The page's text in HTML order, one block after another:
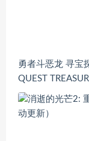
勇者斗恶龙 寻宝
QUEST